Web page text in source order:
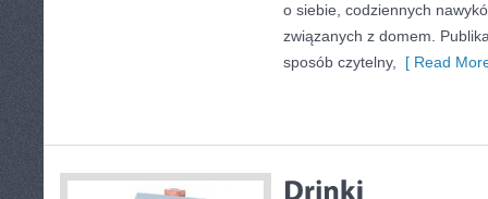
o siebie, codziennych
związanych z domem.
sposób czytelny,
[ Read